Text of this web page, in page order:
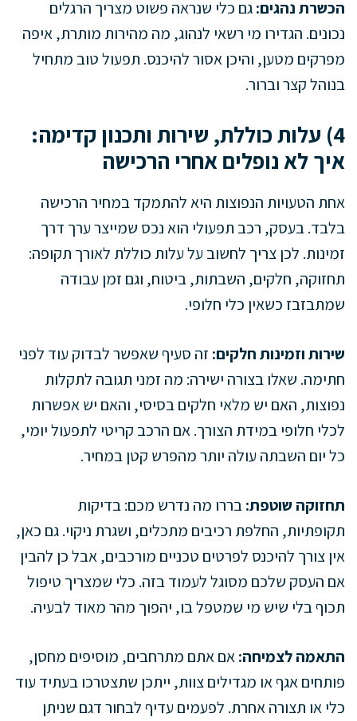
הכשרת נהגים:גם כלי שנראה פשוט מצריך הרגלים
נכונים. הגדירו מי רשאי לנהוג, מה מהירות מותרת, איפה
מפרקים מטען, והיכן אסור להיכנס. תפעול טוב מתחיל
בנוהל קצר וברור.
4) עלות כוללת, שירות ותכנון קדימה:
איך לא נופלים אחרי הרכישה
אחת הטעויות הנפוצות היא להתמקד במחיר הרכישה
בלבד. בעסק, רכב תפעולי הוא נכס שמייצר ערך דרך
זמינות. לכן צריך לחשוב על עלות כוללת לאורך תקופה:
תחזוקה, חלקים, השבתות, ביטוח, וגם זמן עבודה
שמתבזבז כשאין כלי חלופי.
שירות וזמינות חלקים: זה סעיף שאפשר לבדוק עוד לפני
חתימה. שאלו בצורה ישירה: מה זמני תגובה לתקלות
נפוצות, האם יש מלאי חלקים בסיסי, והאם יש אפשרות
לכלי חלופי במידת הצורך. אם הרכב קריטי לתפעול יומי,
כל יום השבתה עולה יותר מהפרש קטן במחיר.
תחזוקה שוטפת:בררו מה נדרש מכם: בדיקות
תקופתיות, החלפת רכיבים מתכלים, ושגרת ניקוי. גם כאן,
אין צורך להיכנס לפרטים טכניים מורכבים, אבל כן להבין
אם העסק שלכם מסוגל לעמוד בזה. כלי שמצריך טיפול
תכוף בלי שיש מי שמטפל בו, יהפוך מהר מאוד לבעיה.
התאמה לצמיחה:אם אתם מתרחבים, מוסיפים מחסן,
פותחים אגף או מגדילים צוות, ייתכן שתצטרכו בעתיד עוד
כלי או תצורה אחרת. לפעמים עדיף לבחור דגם שניתן